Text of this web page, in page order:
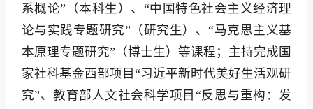
系概论”（本科生）、“中国特色社会主义经济理
论与实践专题研究”（研究生）、“马克思主义基
本原理专题研究”（博士生）等课程；主持完成国
家社科基金西部项目“习近平新时代美好生活观研
究”、教育部人文社会科学项目“反思与重构：发